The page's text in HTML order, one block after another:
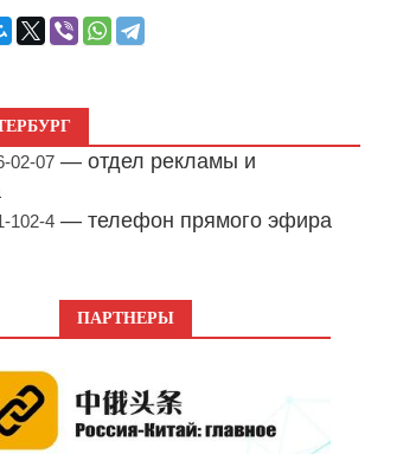
02-07 — отдел рекламы и
102-4 — телефон прямого эфира
ПАРТНЕРЫ